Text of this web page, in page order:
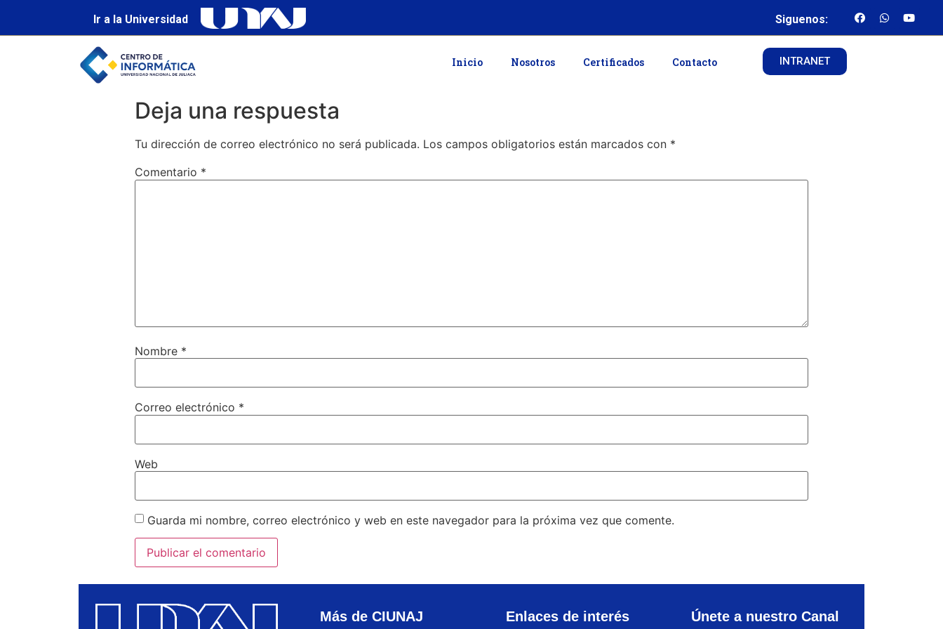
Ir a la Universidad Siguenos:
Inicio Nosotros Certificados Contacto INTRANET
Deja una respuesta
Tu dirección de correo electrónico no será publicada. Los campos obligatorios están marcados con *
Comentario *
Nombre *
Correo electrónico *
Web
Guarda mi nombre, correo electrónico y web en este navegador para la próxima vez que comente.
Más de CIUNAJ Enlaces de interés Únete a nuestro Canal